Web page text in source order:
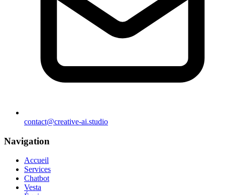
contact@creative-ai.studio
Navigation
Accueil
Services
Chatbot
Vesta